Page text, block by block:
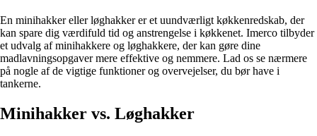
En minihakker eller løghakker er et uundværligt køkkenredskab, der
kan spare dig værdifuld tid og anstrengelse i køkkenet. Imerco tilbyder
et udvalg af minihakkere og løghakkere, der kan gøre dine
madlavningsopgaver mere effektive og nemmere. Lad os se nærmere
på nogle af de vigtige funktioner og overvejelser, du bør have i
tankerne.
Minihakker vs. Løghakker